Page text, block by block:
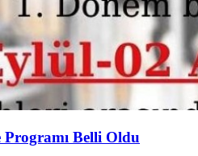
Programı Belli Oldu